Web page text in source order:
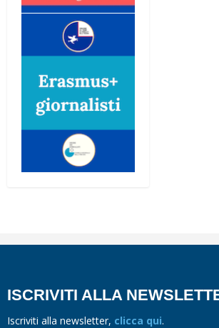
ISCRIVITI ALLA
Iscriviti alla newsletter, clicca qui.